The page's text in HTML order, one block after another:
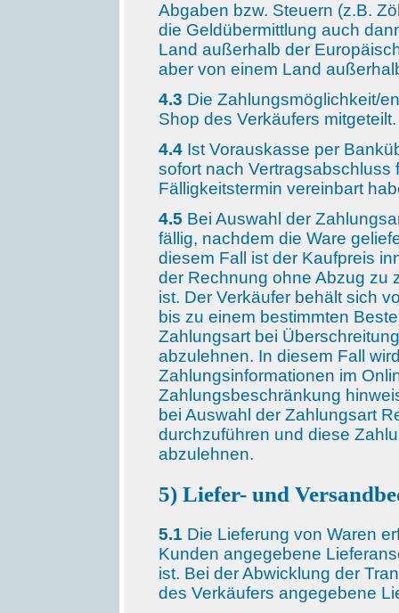
Abgaben bzw. Steuern (z.B.
die Geldübermittlung auch
Land außerhalb der
aber von einem Land
4.3 Die Zahlungsmöglichkeit/
Shop des Verkäufers mitgeteilt.
4.4 Ist Vorauskasse per
sofort nach Vertragsabschluss
Fälligkeitstermin vereinbart
4.5 Bei Auswahl der
fällig, nachdem die Ware
diesem Fall ist der Kaufpreis
der Rechnung ohne Abzug zu
ist. Der Verkäufer behält sich
bis zu einem bestimmten
Zahlungsart bei
abzulehnen. In diesem Fall
Zahlungsinformationen im
Zahlungsbeschränkung
bei Auswahl der Zahlungsart
durchzuführen und diese
abzulehnen.
5) Liefer- und
5.1 Die Lieferung von Waren
Kunden angegebene
ist. Bei der Abwicklung der
des Verkäufers angegebene